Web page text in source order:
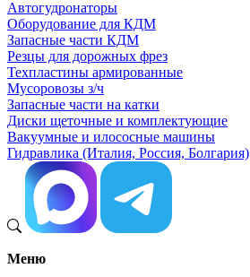
Автогудронаторы
Оборудование для КДМ
Запасные части КДМ
Резцы для дорожных фрез
Техпластины армированные
Мусоровозы з/ч
Запасные части на катки
Диски щеточные и комплектующие
Вакуумные и илососные машины
Гидравлика (Италия, Россия, Болгария)
Меню